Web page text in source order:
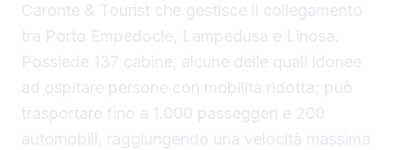
Caronte & Tourist che gestisce il collegamento
tra Porto Empedocle, Lampedusa e Linosa.
Possiede 137 cabine, alcune delle quali idonee
ad ospitare persone con mobilità ridotta; può
trasportare fino a 1.000 passeggeri e 200
automobili, raggiungendo una velocità massima